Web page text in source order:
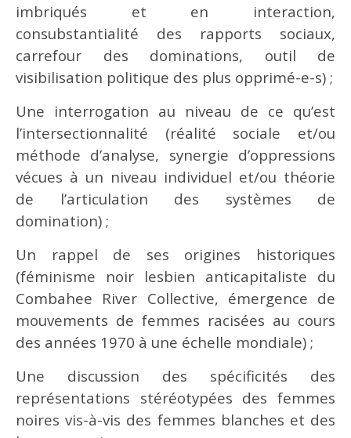
imbriqués et en interaction,
consubstantialité des rapports sociaux,
carrefour des dominations, outil de
visibilisation politique des plus opprimé-e-s) ;
Une interrogation au niveau de ce qu’est
l’intersectionnalité (réalité sociale et/ou
méthode d’analyse, synergie d’oppressions
vécues à un niveau individuel et/ou théorie
de l’articulation des systèmes de
domination) ;
Un rappel de ses origines historiques
(féminisme noir lesbien anticapitaliste du
Combahee River Collective, émergence de
mouvements de femmes racisées au cours
des années 1970 à une échelle mondiale) ;
Une discussion des spécificités des
représentations stéréotypées des femmes
noires vis-à-vis des femmes blanches et des